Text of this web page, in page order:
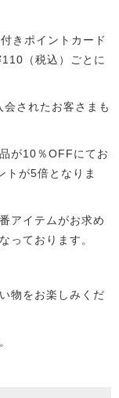
きポイントカード
（税込）ごとに
されたお客さまも
が10％OFFにてお
トが5倍となりま
アイテムがお求め
っております。
物をお楽しみくだ